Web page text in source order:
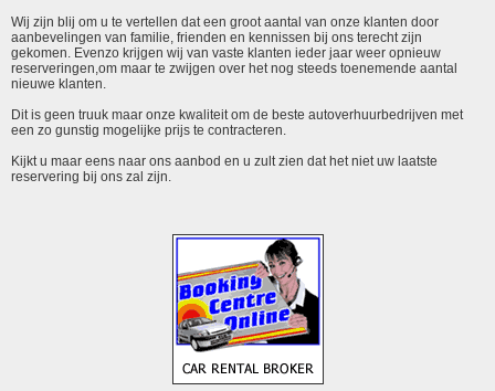
Wij zijn blij om u te vertellen dat een groot aantal van onze klanten door
aanbevelingen van familie, frienden en kennissen bij ons terecht zijn
gekomen. Evenzo krijgen wij van vaste klanten ieder jaar weer opnieuw
reserveringen,om maar te zwijgen over het nog steeds toenemende aantal
nieuwe klanten.
Dit is geen truuk maar onze kwaliteit om de beste autoverhuurbedrijven met
een zo gunstig mogelijke prijs te contracteren.
Kijkt u maar eens naar ons aanbod en u zult zien dat het niet uw laatste
reservering bij ons zal zijn.